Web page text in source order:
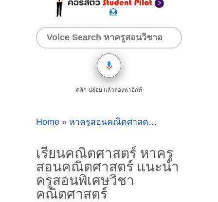
คลิก-ปล่อย แล้วลองหาอีกที
Home » หาครูสอนคณิตศาสตร์ »
เรียนคณิตศาสตร์ หาครู
สอนคณิตศาสตร์ แนะนำ
ครูสอนพิเศษวิชา
คณิตศาสตร์